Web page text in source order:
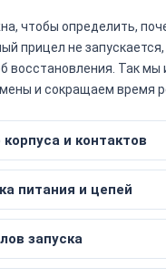
чтобы определить,
прицел не
восстановления. Так мы
и сокращаем время
и контактов
питания и цепей
запуска